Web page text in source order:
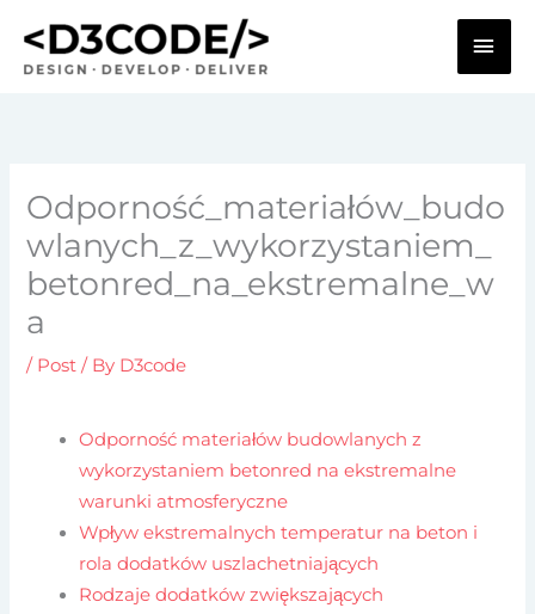
content
Odporność_materiałów_budo
wlanych_z_wykorzystaniem_
betonred_na_ekstremalne_w
a
/ Post / By D3code
Odporność materiałów budowlanych z
wykorzystaniem betonred na ekstremalne
warunki atmosferyczne
Wpływ ekstremalnych temperatur na beton i
rola dodatków uszlachetniających
Rodzaje dodatków zwiększających